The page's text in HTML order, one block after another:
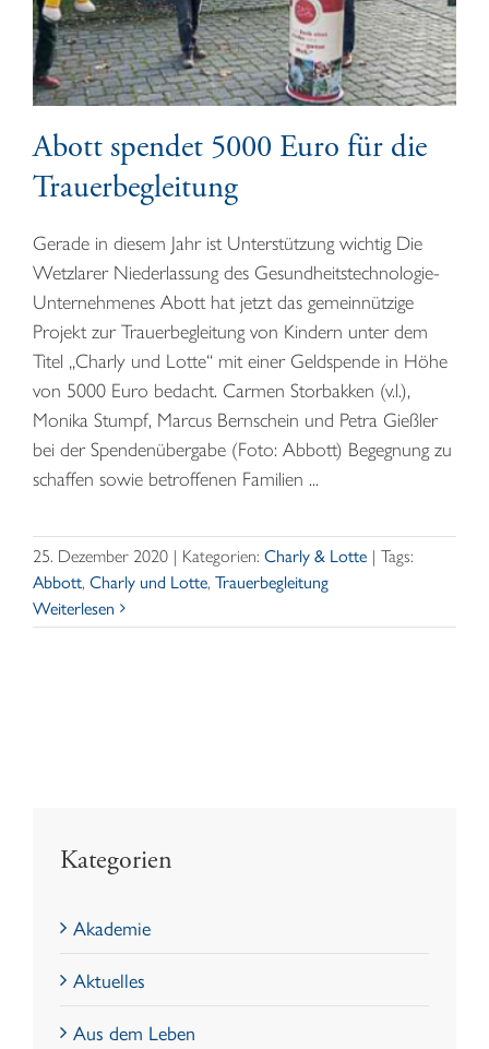
Abott spendet 5000 Euro für die
Trauerbegleitung
Gerade in diesem Jahr ist Unterstützung wichtig Die
Wetzlarer Niederlassung des Gesundheitstechnologie-
Unternehmenes Abott hat jetzt das gemeinnützige
Projekt zur Trauerbegleitung von Kindern unter dem
Titel „Charly und Lotte“ mit einer Geldspende in Höhe
von 5000 Euro bedacht. Carmen Storbakken (v.l.),
Monika Stumpf, Marcus Bernschein und Petra Gießler
bei der Spendenübergabe (Foto: Abbott) Begegnung zu
schaffen sowie betroffenen Familien ...
25. Dezember 2020 | Kategorien: Charly & Lotte | Tags:
Abbott, Charly und Lotte, Trauerbegleitung
Weiterlesen
Kategorien
Akademie
Aktuelles
Aus dem Leben